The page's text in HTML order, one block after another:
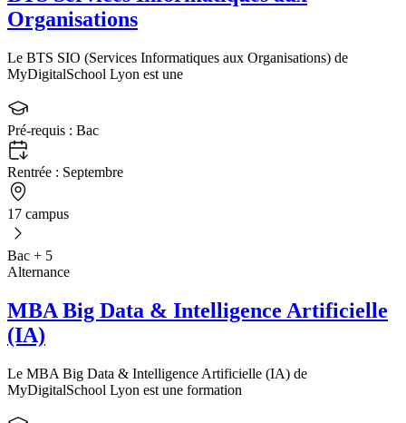
Organisations
Le BTS SIO (Services Informatiques aux Organisations) de
MyDigitalSchool Lyon est une
Pré-requis : Bac
Rentrée : Septembre
17 campus
Bac + 5
Alternance
MBA Big Data & Intelligence Artificielle
(IA)
Le MBA Big Data & Intelligence Artificielle (IA) de
MyDigitalSchool Lyon est une formation